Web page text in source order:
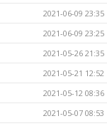
2021-06-09 23:35
2021-06-09 23:25
2021-05-26 21:35
2021-05-21 12:52
2021-05-12 08:36
2021-05-07 08:53